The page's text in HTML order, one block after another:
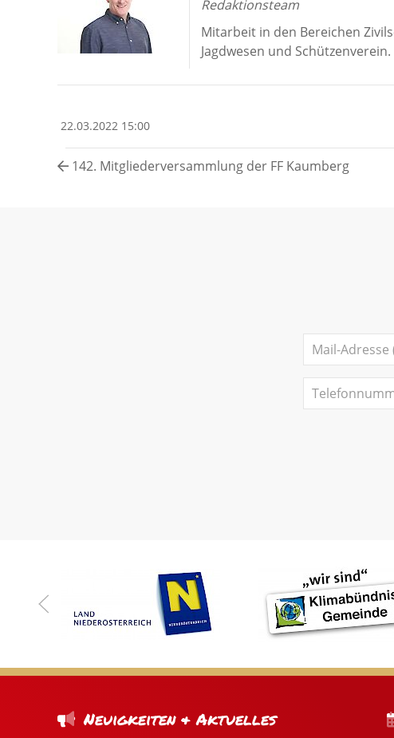
Redaktionsteam
Mitarbeit in den Bereichen
Jagdwesen und Schützenverein.
22.03.2022 15:00
142. Mitgliederversammlung der FF Kaumberg
Neuigkeiten & Aktuelles